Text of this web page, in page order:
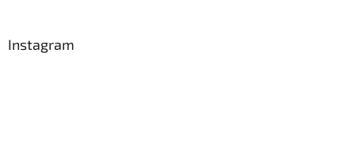
Instagram